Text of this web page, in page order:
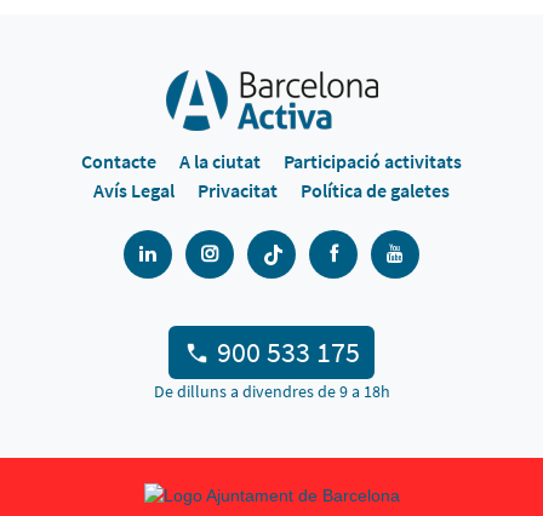
Contacte A la ciutat
Participació activitats
Avís Legal
Privacitat Política de galetes
900 533 175
De dilluns a divendres de 9 a 18h